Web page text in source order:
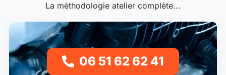
La méthodologie atelier complète...
06 51 62 62 41